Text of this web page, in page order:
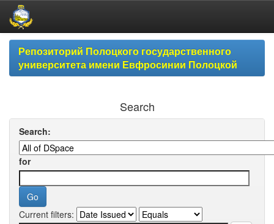
Skip
navigationРепозиторий Полоцкого государственного
университета имени Евфросинии Полоцкой
Search
Search:
for
Current filters: